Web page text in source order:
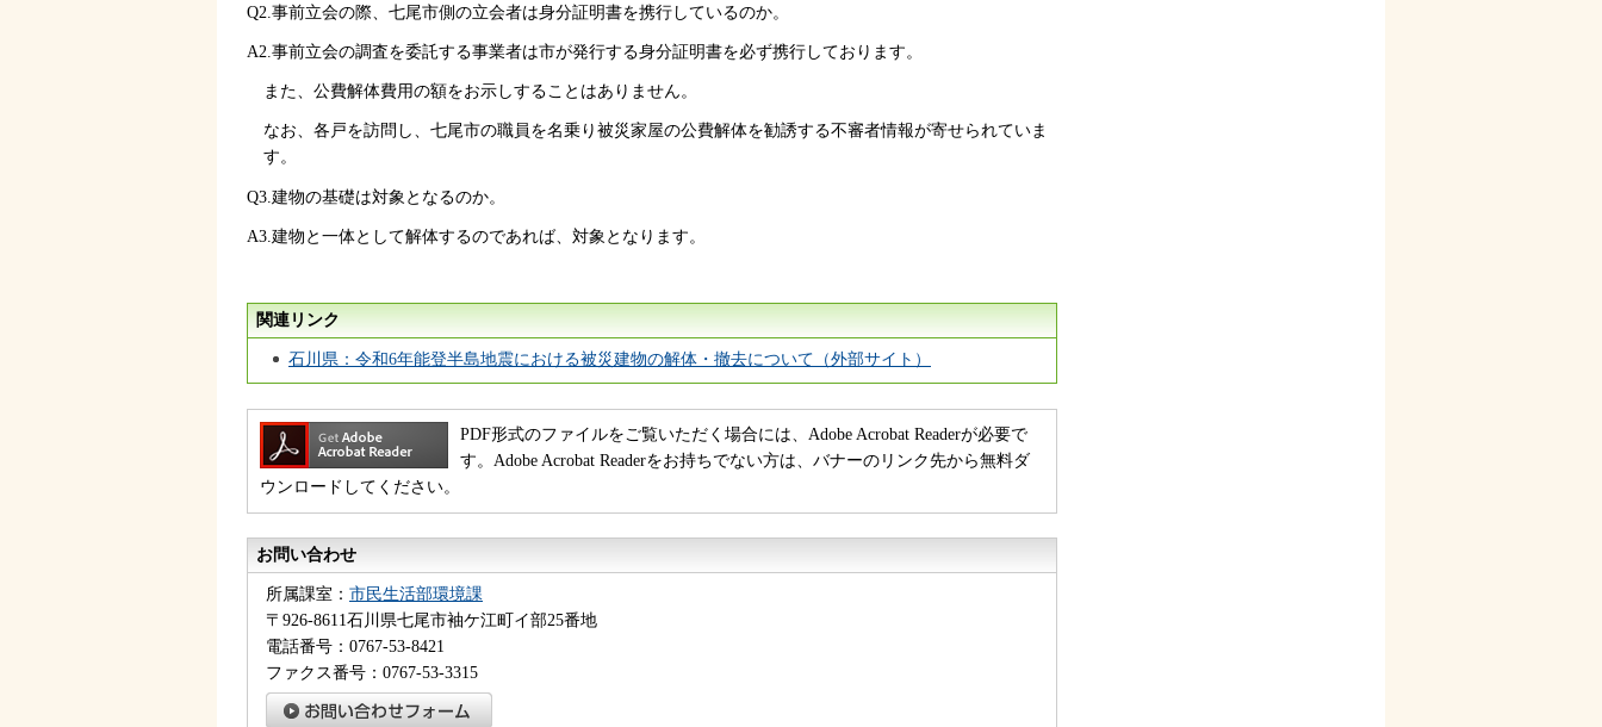
Q2.事前立会の際、七尾市側の立会者は身分証明書を携行しているのか。
A2.事前立会の調査を委託する事業者は市が発行する身分証明書を必ず携行しております。
また、公費解体費用の額をお示しすることはありません。
なお、各戸を訪問し、七尾市の職員を名乗り被災家屋の公費解体を勧誘する不審者情報が寄せられていま
す。
Q3.建物の基礎は対象となるのか。
A3.建物と一体として解体するのであれば、対象となります。
関連リンク
石川県：令和6年能登半島地震における被災建物の解体・撤去について（外部サイト）
PDF形式のファイルをご覧いただく場合には、Adobe Acrobat Readerが必要で
す。Adobe Acrobat Readerをお持ちでない方は、バナーのリンク先から無料ダ
ウンロードしてください。
お問い合わせ
所属課室： 市民生活部環境課
〒926-8611石川県七尾市袖ケ江町イ部25番地
電話番号：0767-53-8421
ファクス番号：0767-53-3315